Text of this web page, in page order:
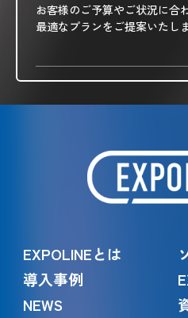
お客様のご予算やご状況に合
最適なプランをご提案いたし
EXPOLINEとは
導入事例
NEWS